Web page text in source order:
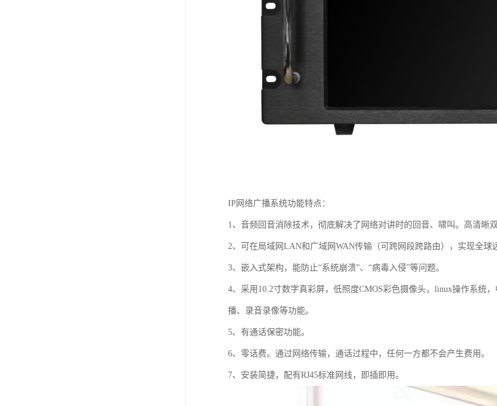
IP网络广播系统功能特点：
1、音频回音消除技术，彻底解决了网络对讲时的回音、啸叫。高清晰
2、可在局域网LAN和广域网WAN传输（可跨网段跨路由），实现全球
3、嵌入式架构，能防止“系统崩溃”、“病毒入侵”等问题。
4、采用10.2寸数字真彩屏，低照度CMOS彩色摄像头，linux操作系统
播、录音录像等功能。
5、有通话保密功能。
6、零话费。通过网络传输，通话过程中，任何一方都不会产生费用。
7、安装简捷，配有RJ45标准网线，即插即用。